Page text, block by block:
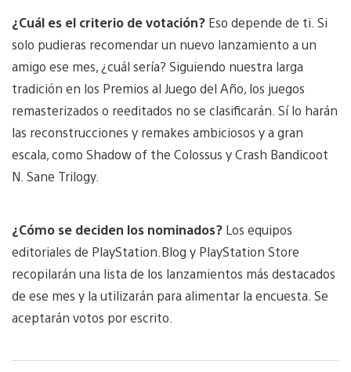
¿Cuál es el criterio de votación? Eso depende de ti. Si
solo pudieras recomendar un nuevo lanzamiento a un
amigo ese mes, ¿cuál sería? Siguiendo nuestra larga
tradición en los Premios al Juego del Año, los juegos
remasterizados o reeditados no se clasificarán. Sí lo harán
las reconstrucciones y remakes ambiciosos y a gran
escala, como Shadow of the Colossus y Crash Bandicoot
N. Sane Trilogy.
¿Cómo se deciden los nominados? Los equipos
editoriales de PlayStation.Blog y PlayStation Store
recopilarán una lista de los lanzamientos más destacados
de ese mes y la utilizarán para alimentar la encuesta. Se
aceptarán votos por escrito.